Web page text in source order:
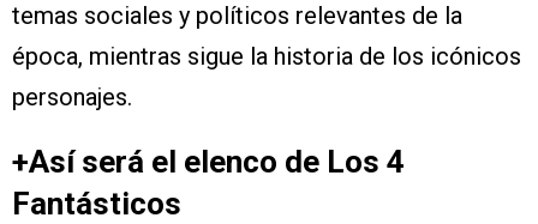
temas sociales y políticos relevantes de la
época, mientras sigue la historia de los icónicos
personajes.
+Así será el elenco de Los 4
Fantásticos